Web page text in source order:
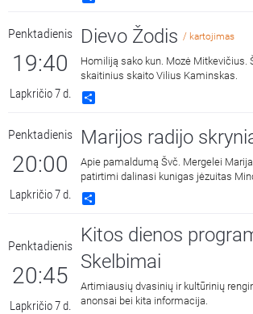
Penktadienis
19:40
Lapkričio 7 d.
Dievo Žodis / kartojimas
Homiliją sako kun. Mozė Mitkevičius.
skaitinius skaito Vilius Kaminskas.
Penktadienis
20:00
Lapkričio 7 d.
Marijos radijo
Apie pamaldumą Švč. Mergelei
patirtimi dalinasi kunigas jėzuitas
Pasiklausykime 2023 metų įrašo.
Penktadienis
20:45
Lapkričio 7 d.
Kitos dienos
Skelbimai
Artimiausių dvasinių ir kultūrinių
anonsai bei kita informacija.